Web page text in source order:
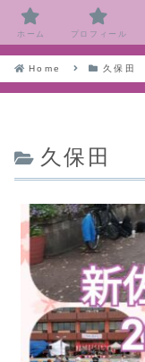
Home 久保田
久保田
ホーム プロフィール